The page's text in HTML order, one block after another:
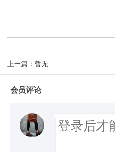
上一篇：暂无
会员评论